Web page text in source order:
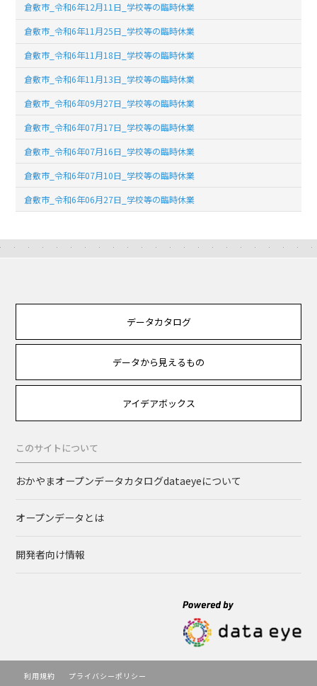
倉敷市_令和6年12月11日_学校等の臨時休業
倉敷市_令和6年11月25日_学校等の臨時休業
倉敷市_令和6年11月18日_学校等の臨時休業
倉敷市_令和6年11月13日_学校等の臨時休業
倉敷市_令和6年09月27日_学校等の臨時休業
倉敷市_令和6年07月17日_学校等の臨時休業
倉敷市_令和6年07月16日_学校等の臨時休業
倉敷市_令和6年07月10日_学校等の臨時休業
倉敷市_令和6年06月27日_学校等の臨時休業
データカタログ
データから見えるもの
アイデアボックス
このサイトについて
おかやまオープンデータカタログdataeyeについて
オープンデータとは
開発者向け情報
利用規約 プライバシーポリシー